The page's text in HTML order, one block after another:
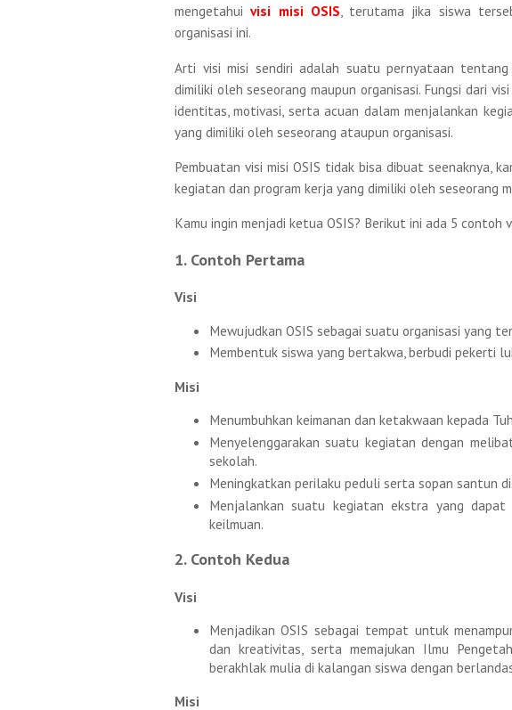
mengetahuivisi misi OSIS, terutama jika siswa
organisasi ini.
Arti visi misi sendiri adalah suatu pernyataan tentang
dimiliki oleh seseorang maupun organisasi. Fungsi dari
identitas, motivasi, serta acuan dalam menjalankan
yang dimiliki oleh seseorang ataupun organisasi.
Pembuatan visi misi OSIS tidak bisa dibuat seenaknya,
kegiatan dan program kerja yang dimiliki oleh seseorang
Kamu ingin menjadi ketua OSIS? Berikut ini ada 5 contoh
1. Contoh Pertama
Visi
Mewujudkan OSIS sebagai suatu organisasi yang
Membentuk siswa yang bertakwa, berbudi pekerti
Misi
Menumbuhkan keimanan dan ketakwaan kepada
Menyelenggarakan suatu kegiatan dengan
sekolah.
Meningkatkan perilaku peduli serta sopan santun
Menjalankan suatu kegiatan ekstra yang dapat
keilmuan.
2. Contoh Kedua
Visi
Menjadikan OSIS sebagai tempat untuk
dan kreativitas, serta memajukan Ilmu
berakhlak mulia di kalangan siswa dengan
Misi